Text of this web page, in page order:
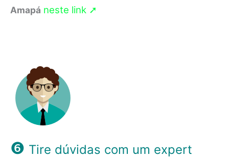
Amapá neste link ➚
❻ Tire dúvidas com um expert